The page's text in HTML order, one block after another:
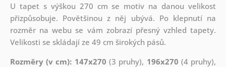
U tapet s výškou 270 cm se motiv na danou velikost
přizpůsobuje. Povětšinou z něj ubývá. Po klepnutí na
rozměr na webu se vám zobrazí přesný vzhled tapety.
Velikosti se skládají ze 49 cm širokých pásů.
Rozměry (v cm): 147x270 (3 pruhy), 196x270 (4 pruhy),